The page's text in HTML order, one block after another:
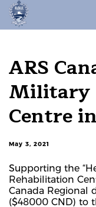
ARS
Military
Centre
May 3, 2021
Supporting the
Rehabilitation
Canada Regional
($48000 CND) to